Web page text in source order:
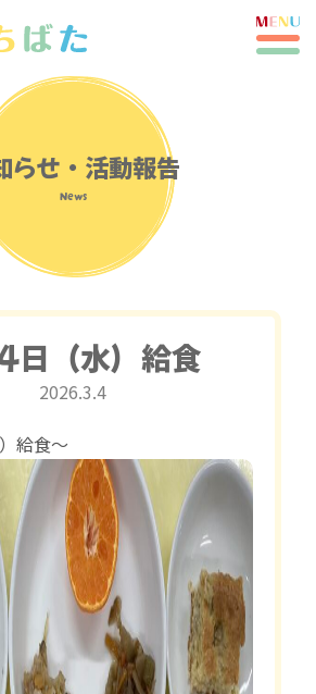
らせ・活動報告
News
日（水）給食
2026.3.4
給食〜